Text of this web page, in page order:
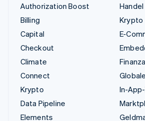
Authorization Boost
Billing
Capital
Checkout
Climate
Connect
Krypto
Data Pipeline
Elements
Handel
Krypto
E-
In-